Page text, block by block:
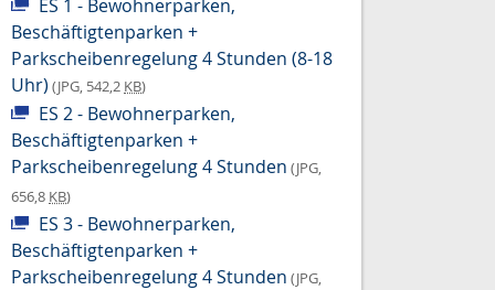
ES 1 - Bewohnerparken,
Beschäftigtenparken +
Parkscheibenregelung 4 Stunden (8-18
Uhr) (JPG, 542,2 KB)
ES 2 - Bewohnerparken,
Beschäftigtenparken +
Parkscheibenregelung 4 Stunden (JPG,
656,8 KB)
ES 3 - Bewohnerparken,
Beschäftigtenparken +
Parkscheibenregelung 4 Stunden (JPG,